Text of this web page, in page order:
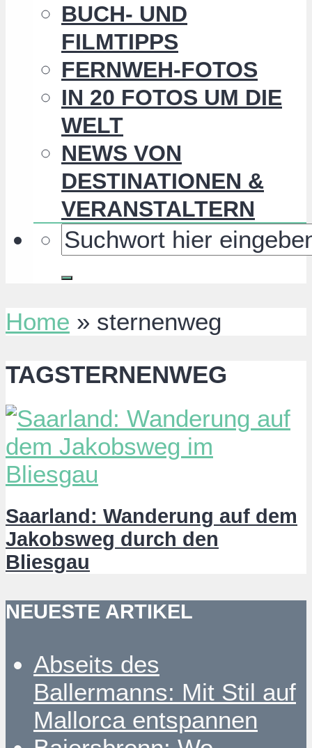
BUCH- UND
FILMTIPPS
FERNWEH-FOTOS
IN 20 FOTOS UM DIE
WELT
NEWS VON
DESTINATIONEN &
VERANSTALTERN
Home » sternenweg
TAGSTERNENWEG
Saarland: Wanderung auf dem
Jakobsweg durch den
Bliesgau
NEUESTE ARTIKEL
Abseits des
Ballermanns: Mit Stil auf
Mallorca entspannen